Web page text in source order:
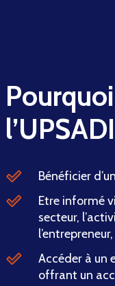
Bénéficier
Etre informé
secteur,
Accéder à un
offrant un